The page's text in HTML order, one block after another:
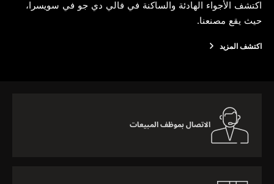
اكتشف الأجواء الهادئة والساكنة في فالي دي جو في سويسرا،
حيث يقع مصنعنا.
اكتشف المزيد
الاتصال بموظف المبيعات